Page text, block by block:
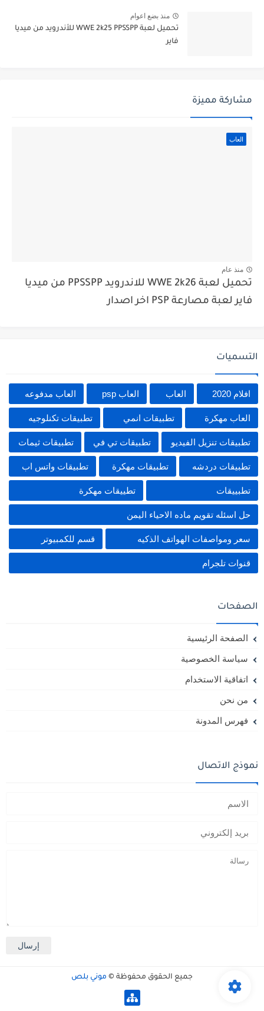
منذ بضع اعوام
تحميل لعبة WWE 2k25 PPSSPP للأندرويد من ميديا
فاير
مشاركة مميزة
العاب
منذ عام
تحميل لعبة WWE 2k26 للاندرويد PPSSPP من ميديا
فاير لعبة مصارعة PSP اخر اصدار
التسميات
افلام 2020 العاب العاب psp العاب مدفوعه
العاب مهكرة تطبيقات انمي تطبيقات تكنلوجيه
تطبيقات تنزيل الفيديو تطبيقات تي في تطبيقات ثيمات
تطبيقات دردشه تطبيقات مهكرة تطبيقات واتس اب
تطبييقات تطييقات مهكرة
حل اسئله تقويم ماده الاحياء اليمن
سعر ومواصفات الهواتف الذكيه قسم للكمبيوتر
قنوات تلجرام
الصفحات
الصفحة الرئيسية
سياسة الخصوصية
اتفاقية الاستخدام
من نحن
فهرس المدونة
نموذج الاتصال
جميع الحقوق محفوظة © موني بلص